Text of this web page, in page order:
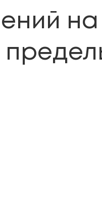
на